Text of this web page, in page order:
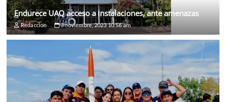
Endurece UAQ acceso a instalaciones, ante amenazas
Redaccion 3 noviembre, 2023 10:56 am